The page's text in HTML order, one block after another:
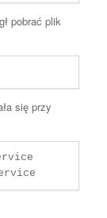
pobrać plik
się przy